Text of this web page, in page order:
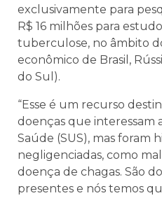
exclusivamente para
R$ 16 milhões para
tuberculose, no âmbito
econômico de Brasil,
do Sul).
“Esse é um recurso
doenças que interessam
Saúde (SUS), mas foram
negligenciadas, como
doença de chagas. São
presentes e nós temos